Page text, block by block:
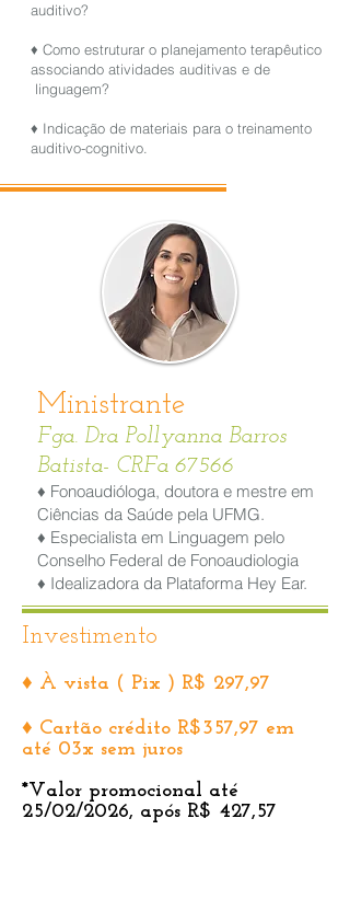
auditivo?
♦ Como estruturar o planejamento terapêutico
associando atividades auditivas e de
linguagem?
♦ Indicação de materiais para o treinamento
auditivo-cognitivo.
Ministrante
Fga. Dra Pollyanna Barros
Batista- CRFa 67566
♦ Fonoaudióloga, doutora e mestre em
Ciências da Saúde pela UFMG.
♦ Especialista em Linguagem pelo
Conselho Federal de Fonoaudiologia
♦ Idealizadora da Plataforma Hey Ear.
Investimento
♦ À vista ( Pix ) R$ 297,97
♦ Cartão crédito R$357,97 em
até 03x sem juros
*Valor promocional até
25/02/2026, após R$ 427,57